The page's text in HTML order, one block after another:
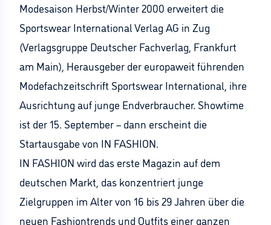
Modesaison Herbst/Winter 2000 erweitert die
Sportswear International Verlag AG in Zug
(Verlagsgruppe Deutscher Fachverlag, Frankfurt
am Main), Herausgeber der europaweit führenden
Modefachzeitschrift Sportswear International, ihre
Ausrichtung auf junge Endverbraucher. Showtime
ist der 15. September – dann erscheint die
Startausgabe von IN FASHION.
IN FASHION wird das erste Magazin auf dem
deutschen Markt, das konzentriert junge
Zielgruppen im Alter von 16 bis 29 Jahren über die
neuen Fashiontrends und Outfits einer ganzen